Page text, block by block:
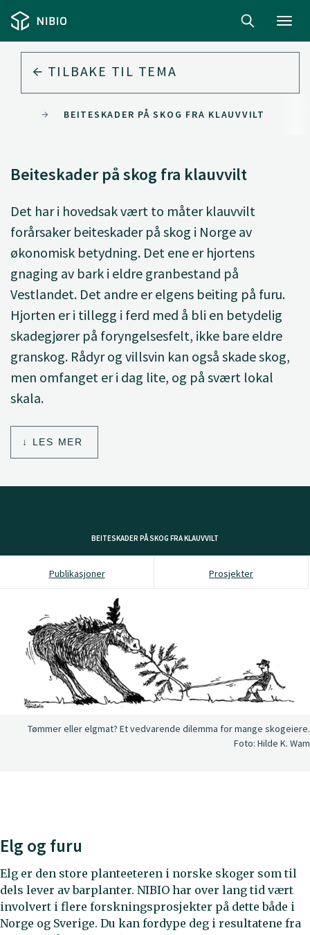
TILBAKE TIL TEMA
BEITESKADER PÅ SKOG FRA KLAUVVILT
Beiteskader på skog fra klauvvilt
Det har i hovedsak vært to måter klauvvilt
forårsaker beiteskader på skog i Norge av
økonomisk betydning. Det ene er hjortens
gnaging av bark i eldre granbestand på
Vestlandet. Det andre er elgens beiting på furu.
Hjorten er i tillegg i ferd med å bli en betydelig
skadegjører på foryngelsesfelt, ikke bare eldre
granskog. Rådyr og villsvin kan også skade skog,
men omfanget er i dag lite, og på svært lokal
skala.
LES MER
BEITESKADER PÅ SKOG FRA KLAUVVILT
Publikasjoner Prosjekter
Tømmer eller elgmat? Et vedvarende dilemma for mange skogeiere.
Foto: Hilde K. Wam
Elg og furu
Elg er den store planteeteren i norske skoger som til
dels lever av barplanter. NIBIO har over lang tid vært
involvert i flere forskningsprosjekter på dette både i
Norge og Sverige. Du kan fordype deg i resultatene fra